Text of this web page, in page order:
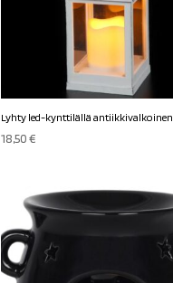
Lyhty led-kynttilällä antiikkivalkoinen
18,50€